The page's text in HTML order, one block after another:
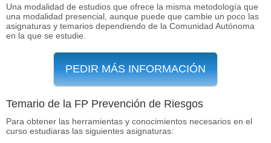
Una modalidad de estudios que ofrece la misma metodología que
una modalidad presencial, aunque puede que cambie un poco las
asignaturas y temarios dependiendo de la Comunidad Autónoma
en la que se estudie.
PEDIR MÁS INFORMACIÓN
Temario de la FP Prevención de Riesgos
Para obtener las herramientas y conocimientos necesarios en el
curso estudiaras las siguientes asignaturas: